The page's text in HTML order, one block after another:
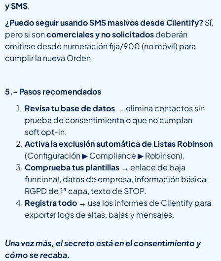
y SMS.
¿Puedo seguir usando SMS masivos desde Clientify?Sí,
pero si soncomerciales y no solicitadosdeberán
emitirse desde numeración fija/900 (no móvil) para
cumplir la nueva Orden.
5.- Pasos recomendados
Revisa tu base de datos → elimina contactos sin
prueba de consentimiento o que no cumplan
soft opt-in.
Activa la exclusión automática de Listas Robinson
(Configuración▶Compliance▶Robinson).
Comprueba tus plantillas → enlace de baja
funcional, datos de empresa, información básica
RGPD de 1ª capa, texto de STOP.
Registra todo → usa los informes de Clientify para
exportar logs de altas, bajas y mensajes.
Una vez más, el secreto está en el consentimiento y
cómo se recaba.